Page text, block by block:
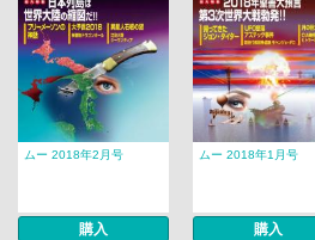
ムー 2018年2月号
購入
ムー 2018年1月号
購入